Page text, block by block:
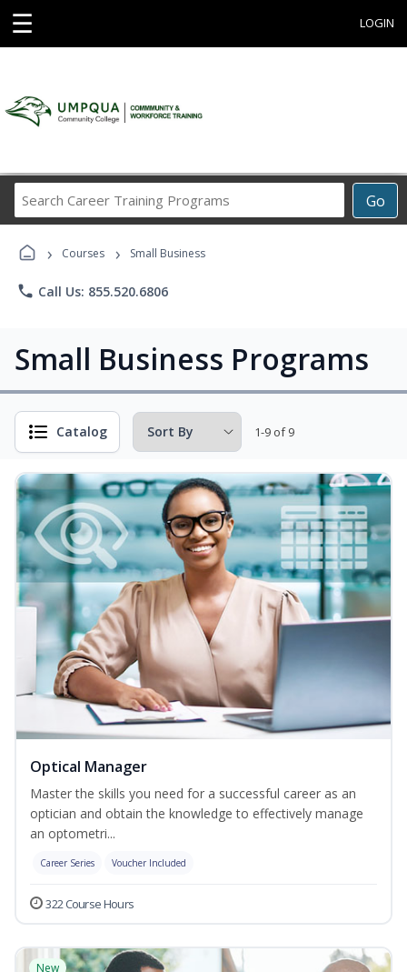
☰ LOGIN
Go
Career
Programs
› Courses › Small Business
phone Call Us: 855.520.6806
Small Business Programs
Catalog 1-9 of 9
Optical Manager
Master the skills you need for a successful career as an
optician and obtain the knowledge to effectively manage
an optometri...
Career Series Voucher Included
322 Course Hours
New